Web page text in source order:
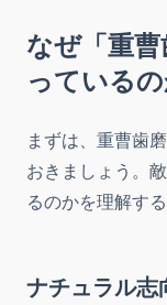
なぜ「重
っている
まずは、重曹歯
おきましょう。
るのかを理解す
ナチュラル志